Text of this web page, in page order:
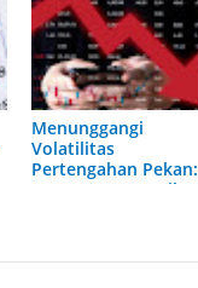
Menunggangi
Volatilitas
Pertengahan Pekan:
Cara Aman Meraih